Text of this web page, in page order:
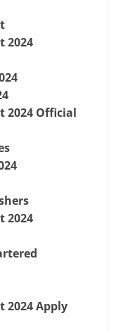
2024
2024 Official
2024
2024 Apply